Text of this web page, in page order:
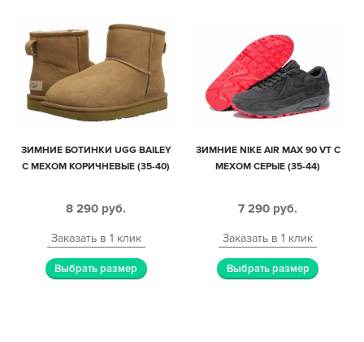
ЗИМНИЕ БОТИНКИ UGG BAILEY
С МЕХОМ КОРИЧНЕВЫЕ (35-40)
8 290 руб.
Заказать в 1 клик
Выбрать размер
ЗИМНИЕ NIKE AIR MAX 90 VT С
МЕХОМ СЕРЫЕ (35-44)
7 290 руб.
Заказать в 1 клик
Выбрать размер